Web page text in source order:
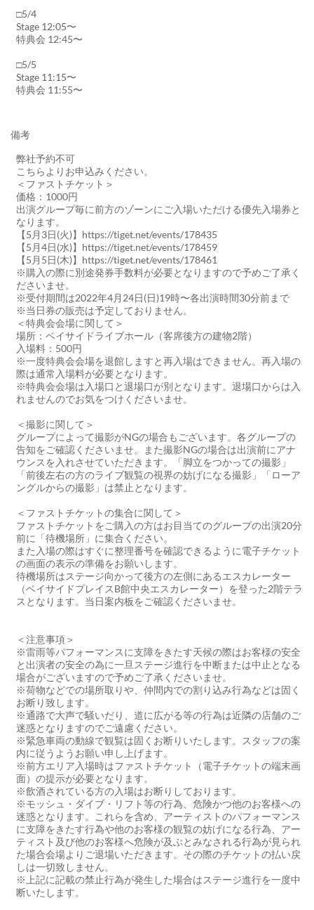
□5/4
Stage 12:05〜
特典会 12:45〜
□5/5
Stage 11:15〜
特典会 11:55〜
備考
弊社予約不可
こちらよりお申込みください。
＜ファストチケット＞
価格：1000円
出演グループ毎に前方のゾーンにご入場いただける優先入場券と
なります。
【5月3日(火)】https://tiget.net/events/178435
【5月4日(水)】https://tiget.net/events/178459
【5月5日(木)】https://tiget.net/events/178461
※購入の際に別途発券手数料が必要となりますので予めご了承く
ださいませ。
※受付期間は2022年4月24日(日)19時〜各出演時間30分前まで
※当日券の販売は予定しておりません。
＜特典会会場に関して＞
場所：ベイサイドライブホール（客席後方の建物2階）
入場料：500円
※一度特典会会場を退館しますと再入場はできません。再入場の
際は通常入場料が必要となります。
※特典会会場は入場口と退場口が別となります。退場口からは入
れませんのでお気をつけくださいませ。
＜撮影に関して＞
グループによって撮影がNGの場合もございます。各グループの
告知をご確認くださいませ。また撮影NGの場合は出演前にアナ
ウンスを入れさせていただきます。「脚立をつかっての撮影」
「前後左右の方のライブ観覧の視界の妨げになる撮影」「ローア
ングルからの撮影」は禁止となります。
＜ファストチケットの集合に関して＞
ファストチケットをご購入の方はお目当てのグループの出演20分
前に「待機場所」に集合ください。
また入場の際はすぐに整理番号を確認できるように電子チケット
の画面の表示の準備をお願いします。
待機場所はステージ向かって後方の左側にあるエスカレーター
（ベイサイドプレイスB館中央エスカレーター）を登った2階テラ
スとなります。当日案内板をご確認くださいませ。
＜注意事項＞
※雷雨等パフォーマンスに支障をきたす天候の際はお客様の安全
と出演者の安全の為に一旦ステージ進行を中断または中止となる
場合がございますので予めご了承くださいませ。
※荷物などでの場所取りや、仲間内での割り込み行為などは固く
お断り致します。
※通路で大声で騒いだり、道に広がる等の行為は近隣の店舗のご
迷惑となりますのでご遠慮ください。
※緊急車両の動線で観覧は固くお断りいたします。スタッフの案
内に従うようお願い申し上げます。
※前方エリア入場時はファストチケット（電子チケットの端末画
面）の提示が必要となります。
※飲酒されている方の入場はお断りしております。
※モッシュ・ダイブ・リフト等の行為、危険かつ他のお客様への
迷惑となります。これらを含め、アーティストのパフォーマンス
に支障をきたす行為や他のお客様の観覧の妨げになる行為、アー
ティスト及び他のお客様へ危険が及ぶとみなされる行為が見られ
た場合会場よりご退場いただきます。その際のチケットの払い戻
しは一切致しません。
※上記に記載の禁止行為が発生した場合はステージ進行を一度中
断いたします。